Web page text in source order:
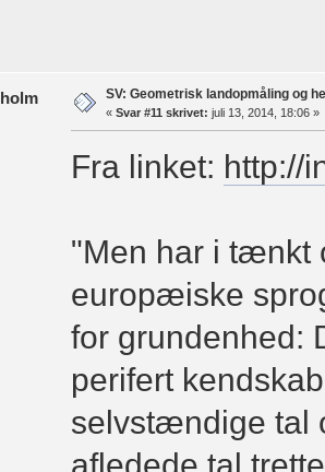
SV: Geometrisk landopmåling og
« Svar #11 skrivet: juli 13, 2014, 18:06 »
Fra linket: http://
"Men har i tænkt
europæiske
for grundenhed:
perifert
selvstændige tal
afledede tal